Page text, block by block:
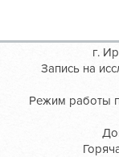
г.
Запись на
Режим работы